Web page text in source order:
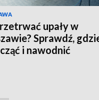
upały w
Sprawdź,
i nawodnić